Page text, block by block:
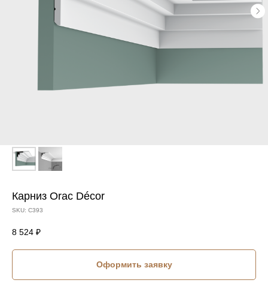
Карниз Orac Décor
SKU: C393
8 524 ₽
Оформить заявку